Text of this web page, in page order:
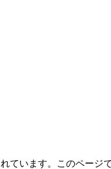
ています。このペー